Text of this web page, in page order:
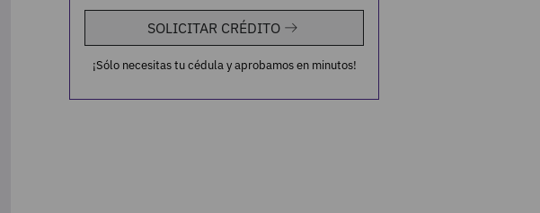
SOLICITAR CRÉDITO
¡Sólo necesitas tu cédula y aprobamos en minutos!